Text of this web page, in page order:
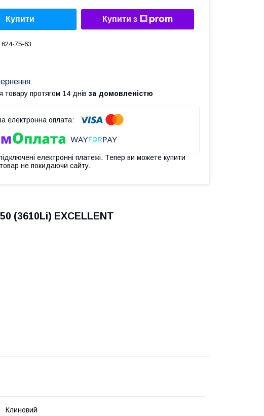
Купити Купити з
75-63
товару протягом 14 днів за домовленістю
електронні платежі. Тепер ви можете купити
не покидаючи сайту.
(3610Li) EXCELLENT
Клиновий